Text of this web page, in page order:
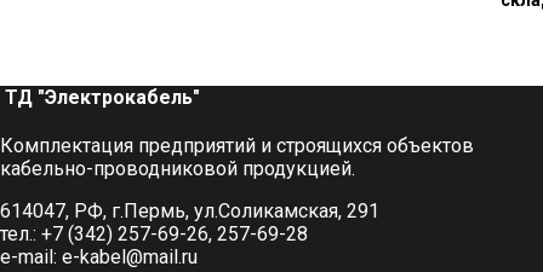
ТД "Электрокабель"​
Комплектация предприятий и строящихся объектов
кабельно-проводниковой продукцией.
614047, РФ, г.Пермь, ул.Соликамская, 291
тел.: +7 (342) 257-69-26, 257-69-28
e-mail: e-kabel@mail.ru